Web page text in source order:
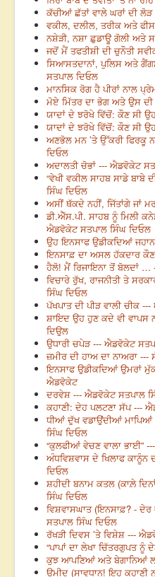
ਕੱਚੀਆਂ ਛੱਤਾਂ ਵਾਲੇ ਘਰਾਂ ਦੀ
ਵਕੀਲ, ਦਲੀਲ, ਤਰੀਕ ਅਤੇ
ਨਸ਼ੇੜੀ, ਨਸ਼ਾ ਛੁਡਾਊ ਗੋਲੀ ਅਤੇ
ਜਦੋਂ ਮੈਂ ਤਫਤੀਸ਼ੀ ਦੀ ਚੁਨੌਤੀ
ਸਿਆਸਤਦਾਨਾਂ, ਪੁਲਿਸ ਅਤੇ
ਸਤਪਾਲ ਦਿਓਲ
ਮਾਨਸਿਕ ਰੋਗ ਹੈ ਪੀਰਾਂ ਨਾਲ
ਮੋਏ ਮਿੱਤਰ ਦਾ ਭੋਗ ਅਤੇ ਉਸ
ਯਾਦਾਂ ਦੇ ਝਰੋਖੇ ਵਿੱਚੋਂ: ਕੌਣ ਸੀ
ਯਾਦਾਂ ਦੇ ਝਰੋਖੇ ਵਿੱਚੋਂ: ਕੌਣ ਸੀ
ਅਣਭੋਲ ਮਨ ’ਤੇ ਉੱਕਰੀ ਫਿਰਕੂ
ਦਿਓਲ
ਅਦਾਲਤੀ ਚੋਭਾਂ --- ਐਡਵੋਕੇਟ
“ਵੇਖੀ ਵਕੀਲ ਸਾਹਬ ਸਾਡੇ ਬਾਬੇ
ਸਿੰਘ ਦਿਓਲ
ਅਸੀਂ ਥੱਕਦੇ ਨਹੀਂ, ਜਿੱਤਾਂਗੇ ਜਾਂ
ਡੀ.ਐੱਸ.ਪੀ. ਸਾਹਬ ਨੂੰ ਮਿਲੀ
ਐਡਵੋਕੇਟ ਸਤਪਾਲ ਸਿੰਘ ਦਿਓਲ
ਉਹ ਇਨਸਾਫ ਉਡੀਕਦਿਆਂ
ਇਨਸਾਫ਼ ਦਾ ਅਸਲ ਹੱਕਦਾਰ
ਹੈਲੋ! ਮੈਂ ਰਿਜਾਇਨਾ ਤੋਂ ਬੋਲਦਾਂ
ਵਿਚਾਰੇ ਰੁੱਖ, ਰਾਜਨੀਤੀ ਤੇ
ਸਿੰਘ ਦਿਓਲ
ਪੱਖਪਾਤ ਦੀ ਪੀੜ ਵਾਲੀ ਚੀਕ
ਸ਼ਾਇਦ ਉਹ ਹੁਣ ਕਦੇ ਵੀ ਵਾਪਸ
ਦਿਉਲ
ਉਧਾਰੀ ਚਪੇੜ --- ਐਡਵੋਕੇਟ
ਜ਼ਮੀਰ ਦੀ ਹਾਅ ਦਾ ਨਾਅਰਾ
ਇਨਸਾਫ ਉਡੀਕਦਿਆਂ ਉਮਰਾਂ
ਐਡਵੋਕੇਟ
ਦਰਵੇਸ਼ --- ਐਡਵੋਕੇਟ ਸਤਪਾਲ
ਕਹਾਣੀ: ਦੇਹ ਪਲਟਣਾ ਸੱਪ ---
ਧੀਆਂ ਦੁੱਖ ਵਡਾਉਂਦੀਆਂ
ਸਿੰਘ ਦਿਓਲ
“ਕੁਲਫੀਆਂ ਵੇਚਣ ਵਾਲਾ ਭਾਈ”
ਅੰਧਵਿਸ਼ਵਾਸ ਦੇ ਖਿਲਾਫ
ਦਿਓਲ
ਸ਼ਹੀਦੀ ਬਨਾਮ ਕਤਲ (ਕਾਲ਼ੇ
ਸਿੰਘ ਦਿਓਲ
ਵਿਸ਼ਵਾਸਘਾਤ (ਇਨਸਾਫ਼? -
ਸਤਪਾਲ ਸਿੰਘ ਦਿਓਲ
ਰੱਖੜੀ ਦਿਵਸ ’ਤੇ ਵਿਸ਼ੇਸ਼ ---
“ਪਾਪਾਂ ਦਾ ਲੇਖਾ ਚਿੱਤਰਗੁਪਤ
ਕੁਝ ਆਪਣਿਆਂ ਅਤੇ ਬੇਗਾਨਿਆਂ
ਉਮੀਦ (ਸਾਵਧਾਨ! ਇਹ ਕਹਾਣੀ